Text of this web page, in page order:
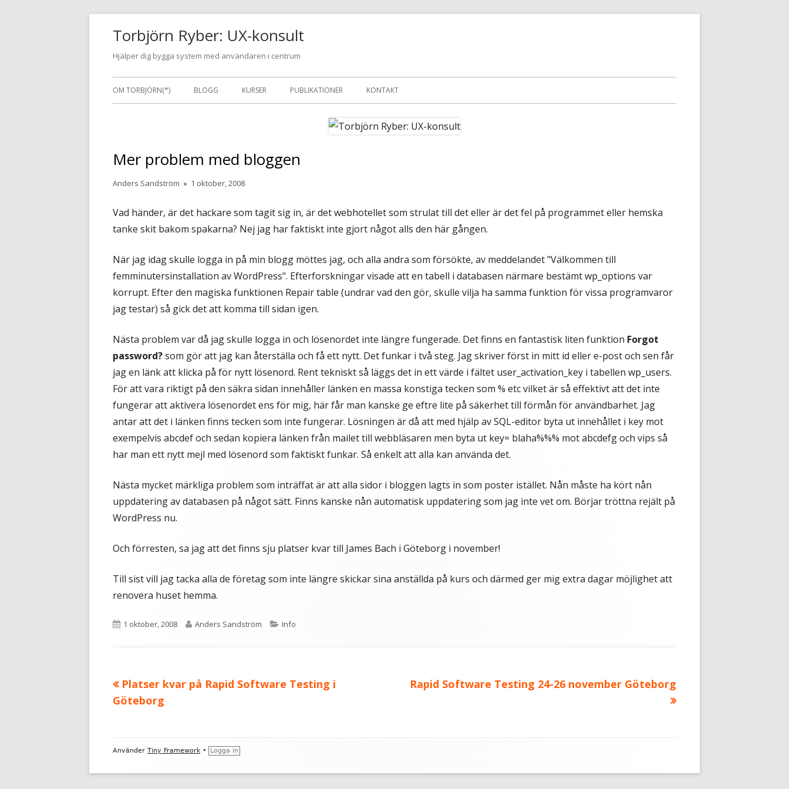
Torbjörn Ryber: UX-konsult
Hjälper dig bygga system med användaren i centrum
Primär
OM TORBJÖRN(*) BLOGG KURSER PUBLIKATIONER KONTAKT
Mer problem med bloggen
Författare
Anders Sandström
Publicerat
1 oktober, 2008
Vad händer, är det hackare som tagit sig in, är det webhotellet som strulat till det eller är det fel på programmet eller hemska
tanke skit bakom spakarna? Nej jag har faktiskt inte gjort något alls den här gången.
När jag idag skulle logga in på min blogg möttes jag, och alla andra som försökte, av meddelandet "Välkommen till
femminutersinstallation av WordPress". Efterforskningar visade att en tabell i databasen närmare bestämt wp_options var
korrupt. Efter den magiska funktionen Repair table (undrar vad den gör, skulle vilja ha samma funktion för vissa programvaror
jag testar) så gick det att komma till sidan igen.
Nästa problem var då jag skulle logga in och lösenordet inte längre fungerade. Det finns en fantastisk liten funktion Forgot
password?som gör att jag kan återställa och få ett nytt. Det funkar i två steg. Jag skriver först in mitt id eller e-post och sen får
jag en länk att klicka på för nytt lösenord. Rent tekniskt så läggs det in ett värde i fältet user_activation_key i tabellen wp_users.
För att vara riktigt på den säkra sidan innehåller länken en massa konstiga tecken som % etc vilket är så effektivt att det inte
fungerar att aktivera lösenordet ens för mig, här får man kanske ge eftre lite på säkerhet till förmån för användbarhet. Jag
antar att det i länken finns tecken som inte fungerar. Lösningen är då att med hjälp av SQL-editor byta ut innehållet i key mot
exempelvis abcdef och sedan kopiera länken från mailet till webbläsaren men byta ut key= blaha%%% mot abcdefg och vips så
har man ett nytt mejl med lösenord som faktiskt funkar. Så enkelt att alla kan använda det.
Nästa mycket märkliga problem som inträffat är att alla sidor i bloggen lagts in som poster istället. Nån måste ha kört nån
uppdatering av databasen på något sätt. Finns kanske nån automatisk uppdatering som jag inte vet om. Börjar tröttna rejält på
WordPress nu.
Och förresten, sa jag att det finns sju platser kvar till James Bach i Göteborg i november!
Till sist vill jag tacka alla de företag som inte längre skickar sina anställda på kurs och därmed ger mig extra dagar möjlighet att
renovera huset hemma.
Publicerat
1 oktober, 2008 Författare
Anders Sandström Kategorier
Info
Inläggsnavigering
Föregående
artikel:
Platser kvar på Rapid Software Testing i
Göteborg
Nästa
Rapid Software Testing 24-26 november Göteborg
Sidfot
Använder Tiny Framework • Logga in